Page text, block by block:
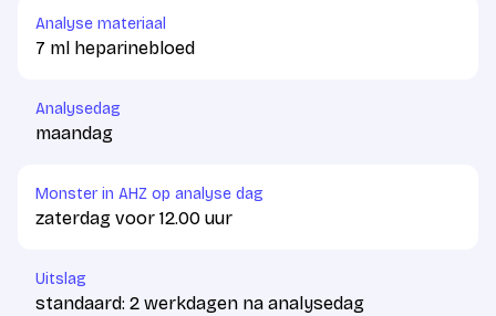
Analyse materiaal
7 ml heparinebloed
Analysedag
maandag
Monster in AHZ op analyse dag
zaterdag voor 12.00 uur
Uitslag
standaard: 2 werkdagen na analysedag